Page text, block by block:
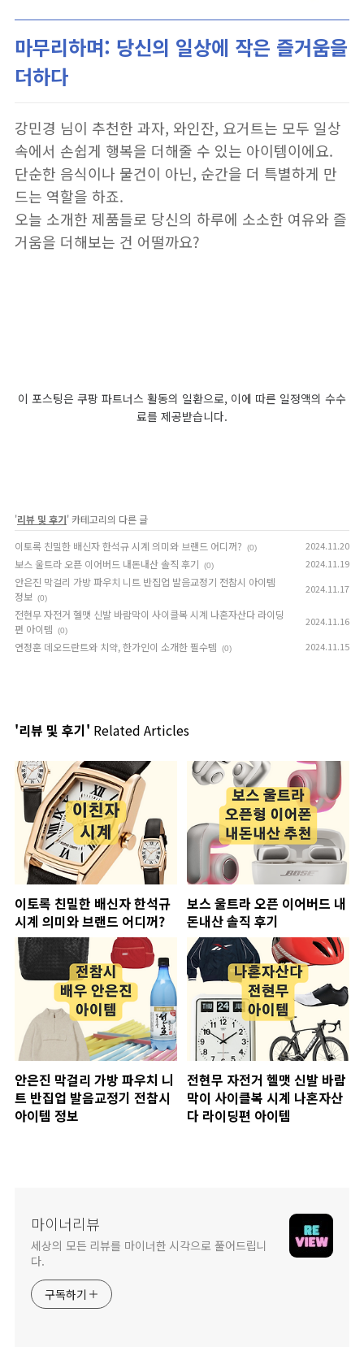
마무리하며: 당신의 일상에 작은 즐거움을
더하다
강민경 님이 추천한 과자, 와인잔, 요거트는 모두 일상
속에서 손쉽게 행복을 더해줄 수 있는 아이템이에요.
단순한 음식이나 물건이 아닌, 순간을 더 특별하게 만
드는 역할을 하죠.
오늘 소개한 제품들로 당신의 하루에 소소한 여유와 즐
거움을 더해보는 건 어떨까요?
이 포스팅은 쿠팡 파트너스 활동의 일환으로, 이에 따른 일정액의 수수
료를 제공받습니다.
'리뷰 및 후기' 카테고리의 다른 글
이토록 친밀한 배신자 한석규 시계 의미와 브랜드 어디꺼?
(0) 2024.11.20
보스 울트라 오픈 이어버드 내돈내산 솔직 후기 (0) 2024.11.19
안은진 막걸리 가방 파우치 니트 반집업 발음교정기 전참시 아이템
정보 (0)
2024.11.17
전현무 자전거 헬맷 신발 바람막이 사이클복 시계 나혼자산다 라이딩
편 아이템
(0)
2024.11.16
연정훈 데오드란트와 치약, 한가인이 소개한 필수템 (0) 2024.11.15
'리뷰 및 후기' Related Articles
이토록 친밀한 배신자 한석규
시계 의미와 브랜드 어디꺼?
보스 울트라 오픈 이어버드 내
돈내산 솔직 후기
안은진 막걸리 가방 파우치 니
트 반집업 발음교정기 전참시
아이템 정보
전현무 자전거 헬맷 신발 바람
막이 사이클복 시계 나혼자산
다 라이딩편 아이템
마이너리뷰
세상의 모든 리뷰를 마이너한 시각으로 풀어드립니
다.
구독하기